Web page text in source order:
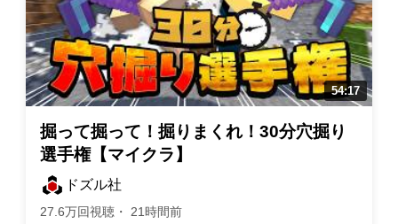
掘って掘って！掘りまくれ！30分穴掘り
選手権【マイクラ】
ドズル社
27.6万回視聴・ 21時間前